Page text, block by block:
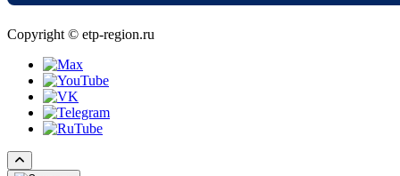
Copyright © etp-region.ru